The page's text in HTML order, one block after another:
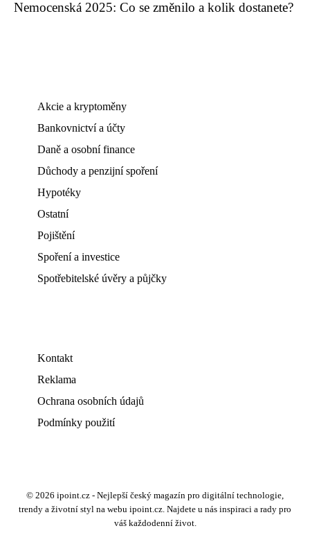
Nemocenská 2025: Co se změnilo a kolik dostanete?
Akcie a kryptoměny
Bankovnictví a účty
Daně a osobní finance
Důchody a penzijní spoření
Hypotéky
Ostatní
Pojištění
Spoření a investice
Spotřebitelské úvěry a půjčky
Kontakt
Reklama
Ochrana osobních údajů
Podmínky použití
© 2026 ipoint.cz - Nejlepší český magazín pro digitální technologie,
trendy a životní styl na webu ipoint.cz. Najdete u nás inspiraci a rady pro
váš každodenní život.